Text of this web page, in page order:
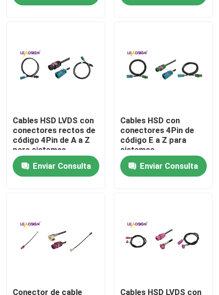
Vídeos
Tour por la fábrica
Control de calidad
Solicitar presupuesto
Conector del PWB de FAKRA
Cables HSD LVDS con
conectores rectos de
código 4Pin de A a Z
para sistemas
automotrices
Enviar Consulta
Cables HSD con
conectores 4Pin de
código E a Z para
sistemas
automotrices
Enviar Consulta
Conector de cable Cables HSD LVDS con